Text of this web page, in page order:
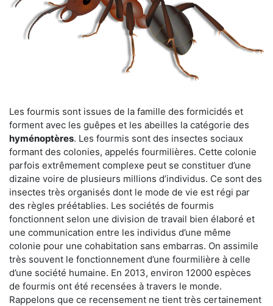
Les fourmis sont issues de la famille des formicidés et
forment avec les guêpes et les abeilles la catégorie des
hyménoptères. Les fourmis sont des insectes sociaux
formant des colonies, appelés fourmilières. Cette colonie
parfois extrêmement complexe peut se constituer d’une
dizaine voire de plusieurs millions d’individus. Ce sont des
insectes très organisés dont le mode de vie est régi par
des règles préétablies. Les sociétés de fourmis
fonctionnent selon une division de travail bien élaboré et
une communication entre les individus d’une même
colonie pour une cohabitation sans embarras. On assimile
très souvent le fonctionnement d’une fourmilière à celle
d’une société humaine. En 2013, environ 12000 espèces
de fourmis ont été recensées à travers le monde.
Rappelons que ce recensement ne tient très certainement